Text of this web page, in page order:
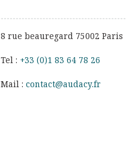
8 rue beauregard 75002 Paris
Tel : +33 (0)1 83 64 78 26
Mail : contact@audacy.fr